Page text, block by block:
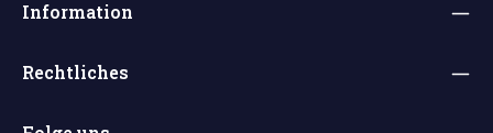
Information
Rechtliches